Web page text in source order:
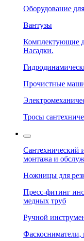
Оборудование
Вантузы
Комплектующие
Насадки.
Прочистные
Тросы
Сантехнический
монтажа и
Ножницы для
Пресс-фитинг
медных труб
Ручной
Фаскосниматели,